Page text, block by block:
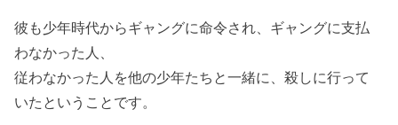
彼も少年時代からギャングに命令され、ギャングに支払
わなかった人、
従わなかった人を他の少年たちと一緒に、殺しに行って
いたということです。